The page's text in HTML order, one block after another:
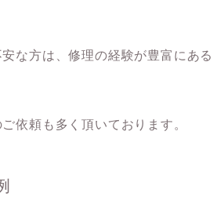
な方は、修理の経験が豊富にある
依頼も多く頂いております。